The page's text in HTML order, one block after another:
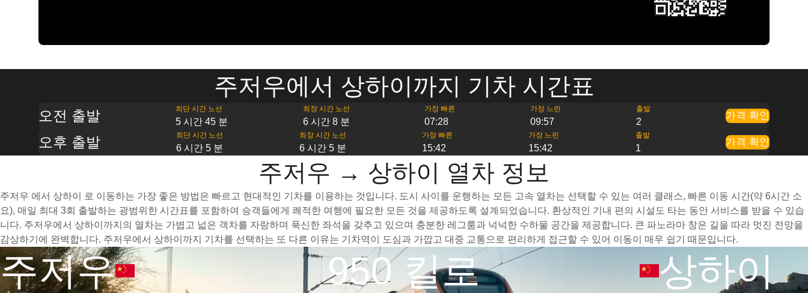
주저우에서 상하이까지 기차 시간표
오전 출발 최단 시간 노선
5 시간 45 분
최장 시간 노선
6 시간 8 분
가장 빠른
07:28
가장 느린
09:57
출발
2
가격 확인
오후 출발 최단 시간 노선
6 시간 5 분
최장 시간 노선
6 시간 5 분
가장 빠른
15:42
가장 느린
15:42
출발
1
가격 확인
주저우 → 상하이 열차 정보
주저우 에서 상하이 로 이동하는 가장 좋은 방법은 빠르고 현대적인 기차를 이용하는 것입니다. 도시 사이를 운행하는 모든 고속 열차는 선택할 수 있는 여러 클래스, 빠른 이동 시간(약 6시간 소
요), 매일 최대 3회 출발하는 광범위한 시간표를 포함하여 승객들에게 쾌적한 여행에 필요한 모든 것을 제공하도록 설계되었습니다. 환상적인 기내 편의 시설도 타는 동안 서비스를 받을 수 있습
니다. 주저우에서 상하이까지의 열차는 가볍고 넓은 객차를 자랑하며 푹신한 좌석을 갖추고 있으며 충분한 레그룸과 넉넉한 수하물 공간을 제공합니다. 큰 파노라마 창은 길을 따라 멋진 전망을
감상하기에 완벽합니다. 주저우에서 상하이까지 기차를 선택하는 또 다른 이유는 기차역이 도심과 가깝고 대중 교통으로 편리하게 접근할 수 있어 이동이 매우 쉽기 때문입니다.
주저우 950 킬로 상하이